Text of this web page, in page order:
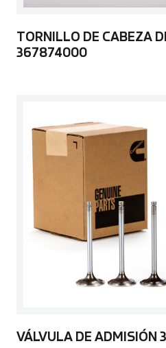
TORNILLO DE CABEZA
367874000
VÁLVULA DE